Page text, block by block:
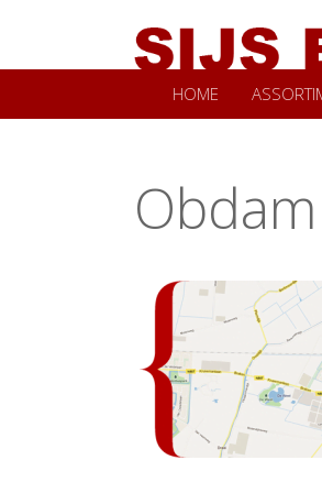
HOME
Obdam